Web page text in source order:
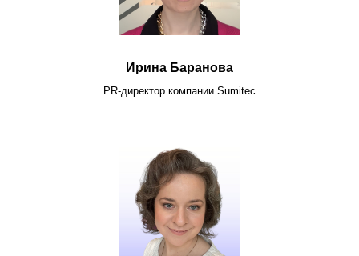
Ирина Баранова
PR-директор компании Sumitec